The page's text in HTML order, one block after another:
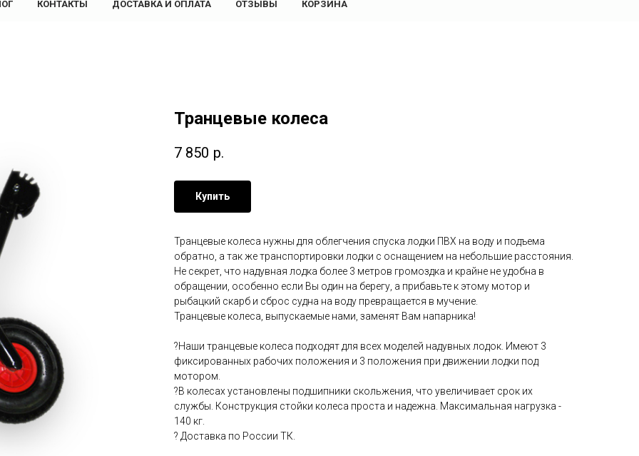
КОНТАКТЫ ДОСТАВКА И ОПЛАТА ОТЗЫВЫ КОРЗИНА
Транцевые колеса
7 850 р.
Купить
Транцевые колеса нужны для облегчения спуска лодки ПВХ на воду и подъема
обратно, а так же транспортировки лодки с оснащением на небольшие расстояния.
Не секрет, что надувная лодка более 3 метров громоздка и крайне не удобна в
обращении, особенно если Вы один на берегу, а прибавьте к этому мотор и
рыбацкий скарб и сброс судна на воду превращается в мучение.
Транцевые колеса, выпускаемые нами, заменят Вам напарника!
?Наши транцевые колеса подходят для всех моделей надувных лодок. Имеют 3
фиксированных рабочих положения и 3 положения при движении лодки под
мотором.
?В колесах установлены подшипники скольжения, что увеличивает срок их
службы. Конструкция стойки колеса проста и надежна. Максимальная нагрузка -
140 кг.
? Доставка по России ТК.